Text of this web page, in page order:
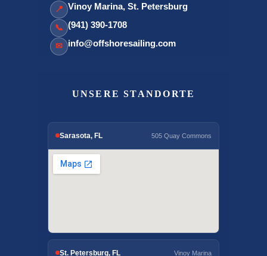
📍 Vinoy Marina, St. Petersburg
📞 (941) 390-1708
✉ info@offshoresailing.com
UNSERE STANDORTE
Sarasota, FL 505 Quay Commons
St. Petersburg, FL Vinoy Marina